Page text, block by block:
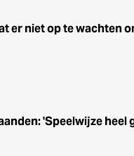
er niet op te wachten
'Speelwijze heel